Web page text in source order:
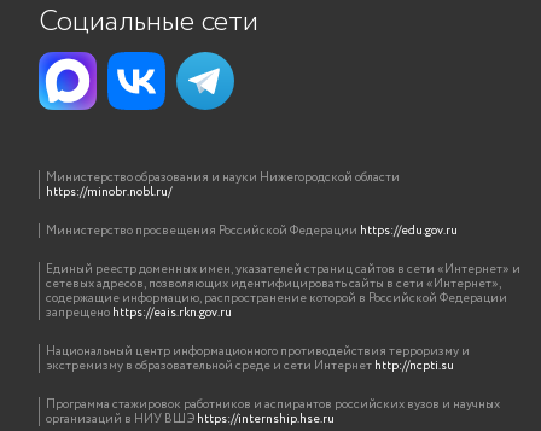
Социальные сети
Министерство образования и науки Нижегородской области
https://minobr.nobl.ru/
Министерство просвещения Российской Федерации https://edu.gov.ru
Единый реестр доменных имен, указателей страниц сайтов в сети «Интернет» и
сетевых адресов, позволяющих идентифицировать сайты в сети «Интернет»,
содержащие информацию, распространение которой в Российской Федерации
запрещеноhttps://eais.rkn.gov.ru
Национальный центр информационного противодействия терроризму и
экстремизму в образовательной среде и сети Интернетhttp://ncpti.su
Программа стажировок работников и аспирантов российских вузов и научных
организаций в НИУ ВШЭhttps://internship.hse.ru